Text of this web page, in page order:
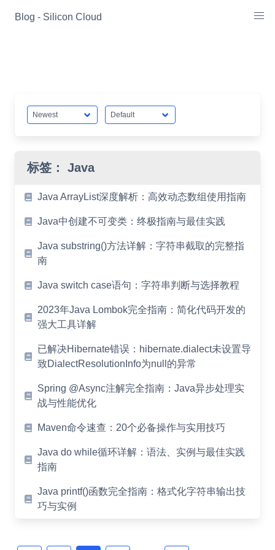
Blog - Silicon Cloud
标签： Java
Java ArrayList深度解析：高效动态数组使用指南
Java中创建不可变类：终极指南与最佳实践
Java substring()方法详解：字符串截取的完整指
南
Java switch case语句：字符串判断与选择教程
2023年Java Lombok完全指南：简化代码开发的
强大工具详解
已解决Hibernate错误：hibernate.dialect未设置导
致DialectResolutionInfo为null的异常
Spring @Async注解完全指南：Java异步处理实
战与性能优化
Maven命令速查：20个必备操作与实用技巧
Java do while循环详解：语法、实例与最佳实践
指南
Java printf()函数完全指南：格式化字符串输出技
巧与实例